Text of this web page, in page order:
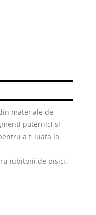
materiale de
puternici si
a fi luata la
iubitorii de pisici.